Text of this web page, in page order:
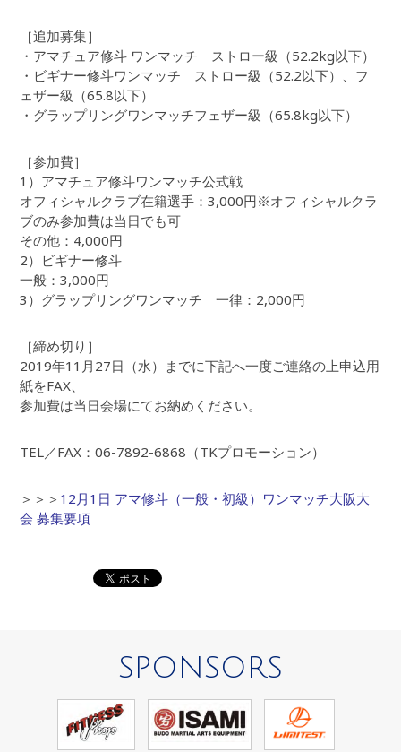
［追加募集］
・アマチュア修斗 ワンマッチ ストロー級（52.2kg以下）
・ビギナー修斗ワンマッチ ストロー級（52.2以下）、フ
ェザー級（65.8以下）
・グラップリングワンマッチフェザー級（65.8kg以下）
［参加費］
1）アマチュア修斗ワンマッチ公式戦
オフィシャルクラブ在籍選手：3,000円※オフィシャルクラ
ブのみ参加費は当日でも可
その他：4,000円
2）ビギナー修斗
一般：3,000円
3）グラップリングワンマッチ 一律：2,000円
［締め切り］
2019年11月27日（水）までに下記へ一度ご連絡の上申込用
紙をFAX、
参加費は当日会場にてお納めください。
TEL／FAX：06-7892-6868（TKプロモーション）
＞＞＞ 12月1日 アマ修斗（一般・初級）ワンマッチ大阪大
会 募集要項
SPONSORS